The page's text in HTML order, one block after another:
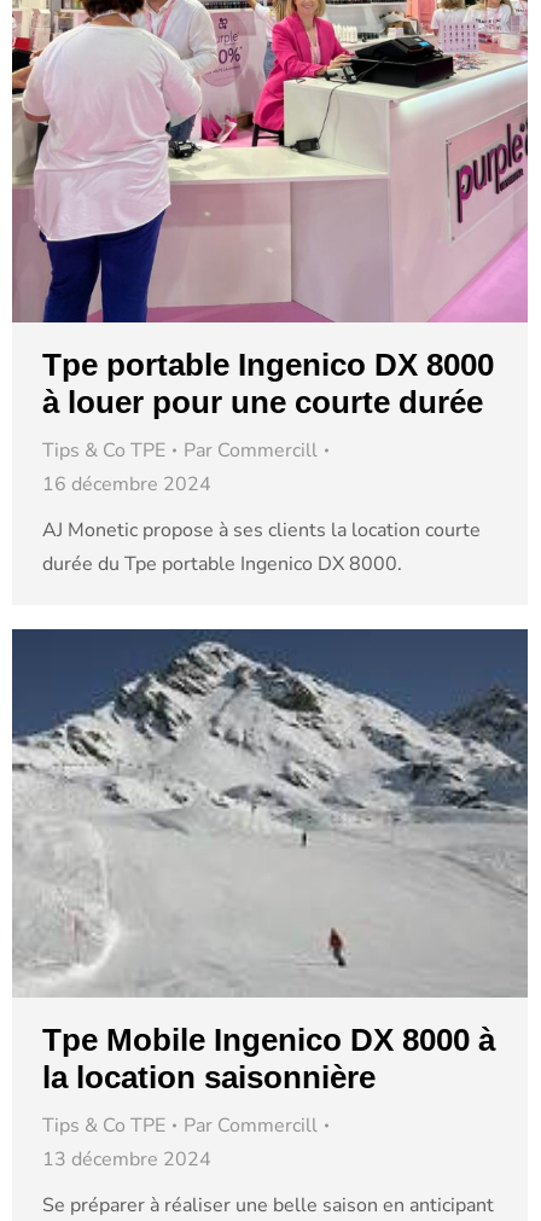
Tpe portable Ingenico DX 8000
à louer pour une courte durée
Tips & Co TPE Par Commercill
16 décembre 2024
AJ Monetic propose à ses clients la location courte
durée du Tpe portable Ingenico DX 8000.
Tpe Mobile Ingenico DX 8000 à
la location saisonnière
Tips & Co TPE Par Commercill
13 décembre 2024
Se préparer à réaliser une belle saison en anticipant